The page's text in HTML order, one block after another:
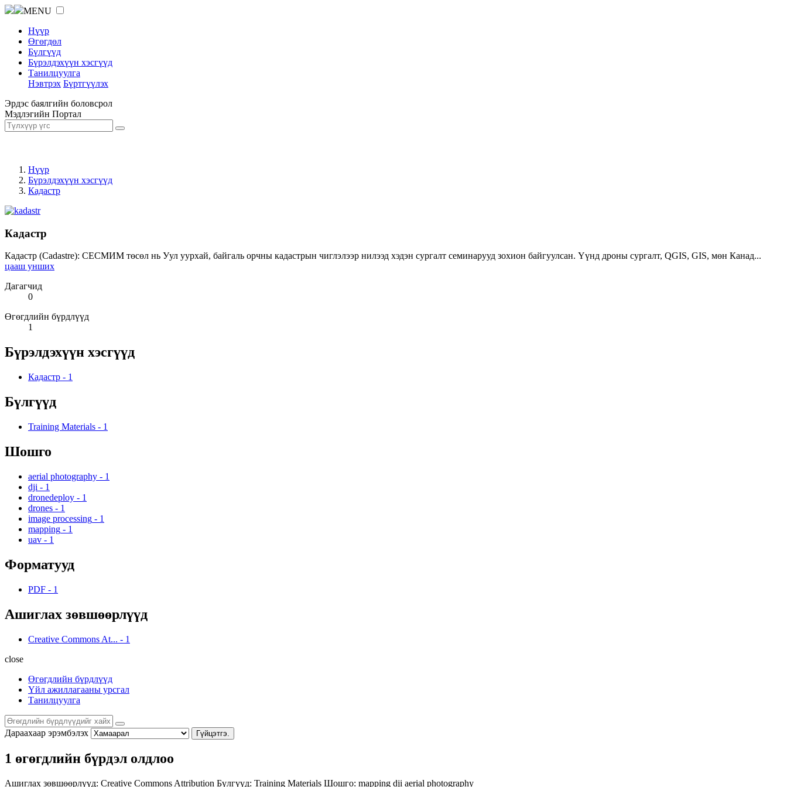
MENU
Нүүр
Өгөгдөл
Бүлгүүд
Бүрэлдэхүүн хэсгүүд
Танилцуулга
Нэвтрэх Бүртгүүлэх
Эрдэс баялгийн боловсрол
Мэдлэгийн Портал
Нүүр
Бүрэлдэхүүн хэсгүүд
Кадастр
Кадастр
Кадастр (Cadastre): СЕСМИМ төсөл нь Уул уурхай, байгаль орчны кадастрын чиглэлээр нилээд хэдэн сургалт семинарууд зохион байгуулсан. Үүнд дроны сургалт, QGIS, GIS, мөн Канад...
цааш унших
Дагагчид
0
Өгөгдлийн бүрдлүүд
1
Бүрэлдэхүүн хэсгүүд
Кадастр - 1
Бүлгүүд
Training Materials - 1
Шошго
aerial photography - 1
dji - 1
dronedeploy - 1
drones - 1
image processing - 1
mapping - 1
uav - 1
Форматууд
PDF - 1
Ашиглах зөвшөөрлүүд
Creative Commons At... - 1
close
Өгөгдлийн бүрдлүүд
Үйл ажиллагааны урсгал
Танилцуулга
Дараахаар эрэмбэлэх Гүйцэтгэ.
1 өгөгдлийн бүрдэл олдлоо
Ашиглах зөвшөөрлүүд: Creative Commons Attribution Бүлгүүд: Training Materials Шошго: mapping dji aerial photography